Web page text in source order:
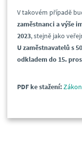
V takovém případě
zaměstnanci a výše
2023, stejně jako
U zaměstnavatelů s
odkladem do 15.
PDF ke stažení: